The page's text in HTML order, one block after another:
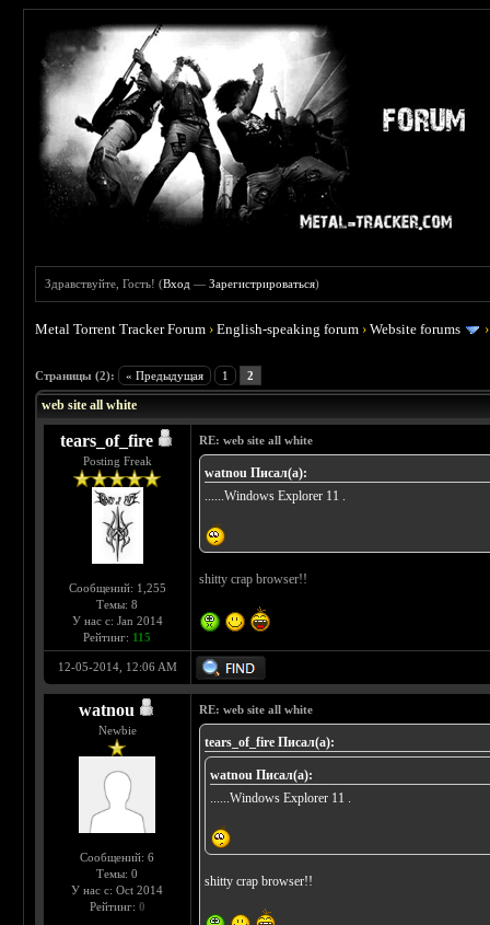
Здравствуйте, Гость! (Вход —Зарегистрироваться)
Metal Torrent Tracker Forum ›English-speaking forum ›Website forums
Страницы (2): « Предыдущая 1 2
web site all white
tears_of_fire
Posting Freak
Сообщений: 1,255
Темы: 8
У нас с: Jan 2014
Рейтинг: 115
RE: web site all white
watnou Писал(а):
......Windows Explorer 11 .
shitty crap browser!!
12-05-2014, 12:06 AM
watnou
Newbie
Сообщений: 6
Темы: 0
У нас с: Oct 2014
Рейтинг: 0
RE: web site all white
tears_of_fire Писал(а):
watnou Писал(а):
......Windows Explorer 11 .
shitty crap browser!!